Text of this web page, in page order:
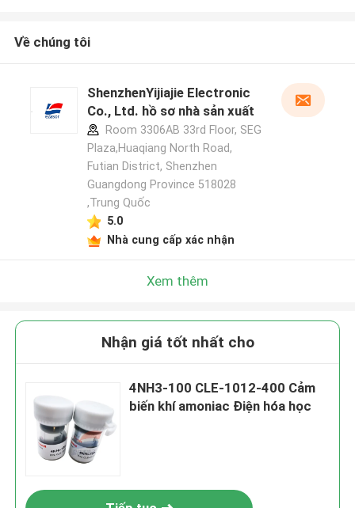
Về chúng tôi
ShenzhenYijiajie Electronic
Co., Ltd. hồ sơ nhà sản xuất
Room 3306AB 33rd Floor, SEG
Plaza,Huaqiang North Road,
Futian District, Shenzhen
Guangdong Province 518028
,Trung Quốc
5.0
Nhà cung cấp xác nhận
Xem thêm
Nhận giá tốt nhất cho
4NH3-100 CLE-1012-400 Cảm
biến khí amoniac Điện hóa học